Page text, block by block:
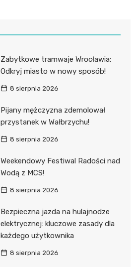
Zabytkowe tramwaje Wrocławia:
Odkryj miasto w nowy sposób!
8 sierpnia 2026
Pijany mężczyzna zdemolował
przystanek w Wałbrzychu!
8 sierpnia 2026
Weekendowy Festiwal Radości nad
Wodą z MCS!
8 sierpnia 2026
Bezpieczna jazda na hulajnodze
elektrycznej: kluczowe zasady dla
każdego użytkownika
8 sierpnia 2026